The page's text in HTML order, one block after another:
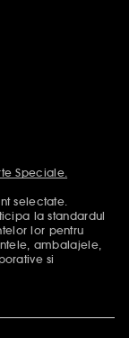
Speciale.
selectate.
la standardul
lor pentru
ambalajele,
si